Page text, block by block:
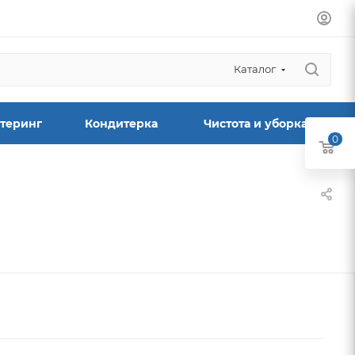
Каталог
Кондитерка Чистота и уборка
0